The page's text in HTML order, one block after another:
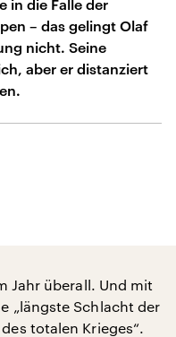
in die Falle der
– das gelingt Olaf
nicht. Seine
aber er distanziert
Jahr überall. Und mit
„längste Schlacht der
totalen Krieges“.